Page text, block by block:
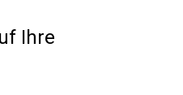
ansehen
Ihre